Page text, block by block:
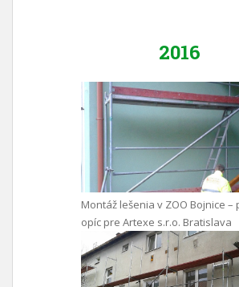
2016
Montáž lešenia v ZOO Bojnice –
opíc pre Artexe s.r.o. Bratislava